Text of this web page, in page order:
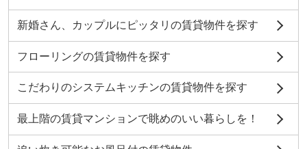
新婚さん、カップルにピッタリの賃貸物件を探す
フローリングの賃貸物件を探す
こだわりのシステムキッチンの賃貸物件を探す
最上階の賃貸マンションで眺めのいい暮らしを！